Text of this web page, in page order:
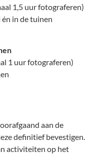
1,5 uur fotograferen)
in de tuinen
1 uur fotograferen)
aan de
definitief bevestigen.
activiteiten op het